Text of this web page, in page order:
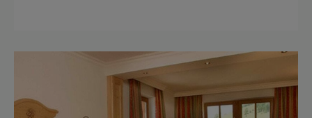
Vegetarische Küche
Vollwert/Biokost
Österreichische Spezialitäten